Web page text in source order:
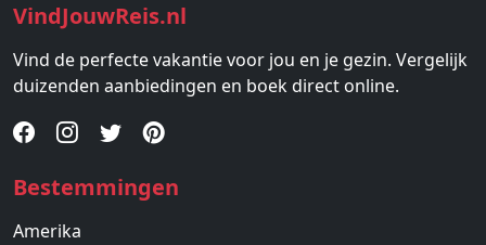
VindJouwReis.nl
Vind de perfecte vakantie voor jou en je gezin. Vergelijk
duizenden aanbiedingen en boek direct online.
Bestemmingen
Amerika